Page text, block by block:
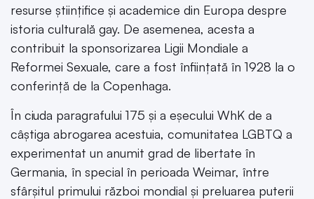
resurse științifice și academice din Europa despre
istoria culturală gay. De asemenea, acesta a
contribuit la sponsorizarea Ligii Mondiale a
Reformei Sexuale, care a fost înființată în 1928 la o
conferință de la Copenhaga.
În ciuda paragrafului 175 și a eșecului WhK de a
câștiga abrogarea acestuia, comunitatea LGBTQ a
experimentat un anumit grad de libertate în
Germania, în special în perioada Weimar, între
sfârșitul primului război mondial și preluarea puterii